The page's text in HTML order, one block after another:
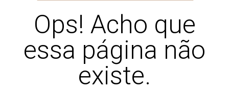
Ops! Acho que
essa página não
existe.